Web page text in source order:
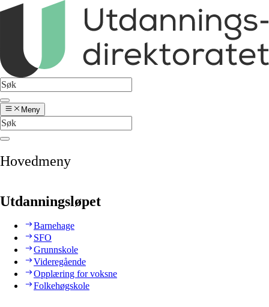
Meny
Hovedmeny
Utdanningsløpet
Barnehage
SFO
Grunnskole
Videregående
Opplæring for voksne
Folkehøgskole